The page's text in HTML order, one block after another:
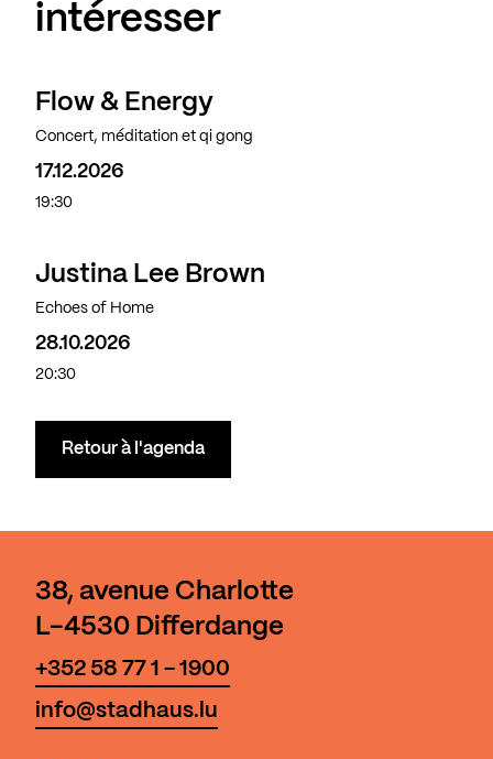
intéresser
Flow & Energy
Concert, méditation et qi gong
17.12.2026
19:30
Justina Lee Brown
Echoes of Home
28.10.2026
20:30
Retour à l'agenda
38, avenue Charlotte
L-4530 Differdange
+352 58 77 1 - 1900
info@stadhaus.lu